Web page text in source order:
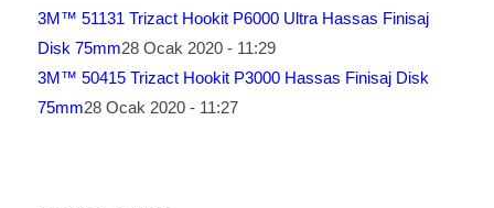
3M™ 51131 Trizact Hookit P6000 Ultra Hassas Finisaj
Disk 75mm28 Ocak 2020 - 11:29
3M™ 50415 Trizact Hookit P3000 Hassas Finisaj Disk
75mm28 Ocak 2020 - 11:27